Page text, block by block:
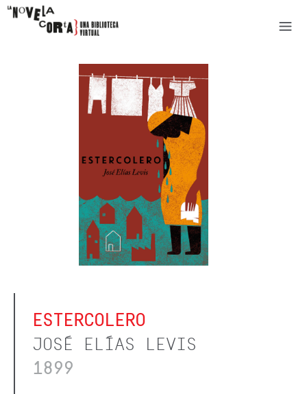
ESTERCOLERO
JOSÉ ELÍAS LEVIS
1899